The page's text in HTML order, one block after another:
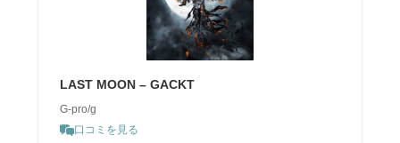
LAST MOON – GACKT
G-pro/g
口コミを見る